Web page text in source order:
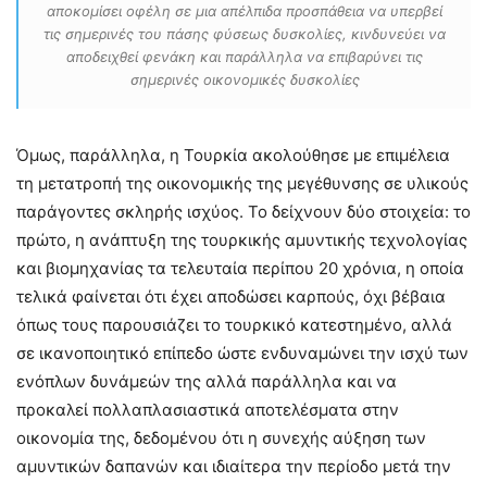
αποκομίσει οφέλη σε μια απέλπιδα προσπάθεια να υπερβεί
τις σημερινές του πάσης φύσεως δυσκολίες, κινδυνεύει να
αποδειχθεί φενάκη και παράλληλα να επιβαρύνει τις
σημερινές οικονομικές δυσκολίες
Όμως, παράλληλα, η Τουρκία ακολούθησε με επιμέλεια
τη μετατροπή της οικονομικής της μεγέθυνσης σε υλικούς
παράγοντες σκληρής ισχύος. Το δείχνουν δύο στοιχεία: το
πρώτο, η ανάπτυξη της τουρκικής αμυντικής τεχνολογίας
και βιομηχανίας τα τελευταία περίπου 20 χρόνια, η οποία
τελικά φαίνεται ότι έχει αποδώσει καρπούς, όχι βέβαια
όπως τους παρουσιάζει το τουρκικό κατεστημένο, αλλά
σε ικανοποιητικό επίπεδο ώστε ενδυναμώνει την ισχύ των
ενόπλων δυνάμεών της αλλά παράλληλα και να
προκαλεί πολλαπλασιαστικά αποτελέσματα στην
οικονομία της, δεδομένου ότι η συνεχής αύξηση των
αμυντικών δαπανών και ιδιαίτερα την περίοδο μετά την